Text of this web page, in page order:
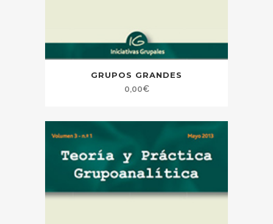
GRUPOS GRANDES
0,00€